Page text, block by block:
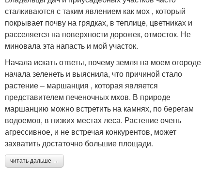
сталкиваются с таким явлением как мох , который
покрывает почву на грядках, в теплице, цветниках и
расселяется на поверхности дорожек, отмосток. Не
миновала эта напасть и мой участок.
Начала искать ответы, почему земля на моем огороде
начала зеленеть и выяснила, что причиной стало
растение – маршанция , которая является
представителем печеночных мхов. В природе
маршанцию можно встретить на камнях, по берегам
водоемов, в низких местах леса. Растение очень
агрессивное, и не встречая конкурентов, может
захватить достаточно большие площади.
читать дальше →